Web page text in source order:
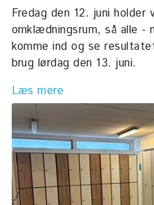
Fredag den 12. juni
omklædningsrum, så alle -
komme ind og se
brug lørdag den 13. juni.
Læs mere